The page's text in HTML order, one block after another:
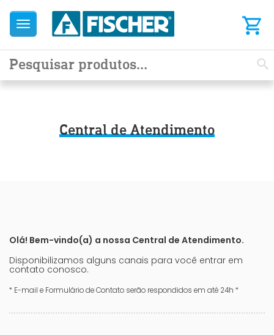
Menu
Central de Atendimento
Olá! Bem-vindo(a) a nossa Central de Atendimento.
Disponibilizamos alguns canais para você entrar em
contato conosco.
* E-mail e Formulário de Contato serão respondidos em até 24h *